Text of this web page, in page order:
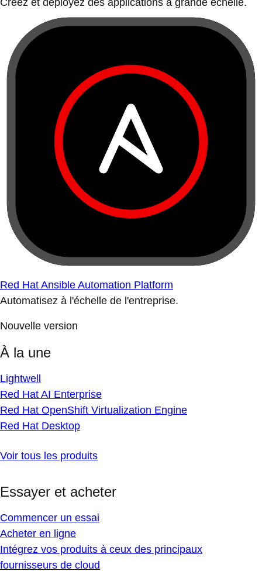
Créez et déployez des applications à grande échelle.
Red Hat Ansible Automation Platform
Automatisez à l'échelle de l'entreprise.
Nouvelle version
À la une
Lightwell
Red Hat AI Enterprise
Red Hat OpenShift Virtualization Engine
Red Hat Desktop
Voir tous les produits
Essayer et acheter
Commencer un essai
Acheter en ligne
Intégrez vos produits à ceux des principaux
fournisseurs de cloud